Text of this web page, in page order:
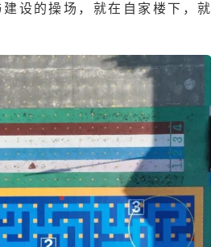
设的操场，就在自家楼下，就